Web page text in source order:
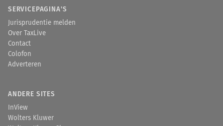
SERVICEPAGINA'S
Jurisprudentie melden
Over TaxLive
Contact
Colofon
Adverteren
ANDERE SITES
InView
Wolters Kluwer